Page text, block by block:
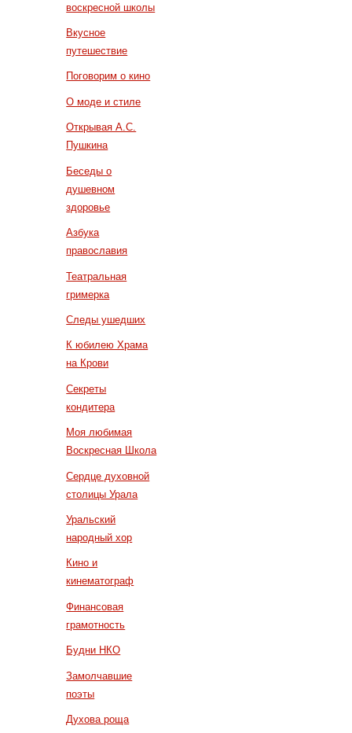
воскресной школы
Вкусное
путешествие
Поговорим о кино
О моде и стиле
Открывая А.С.
Пушкина
Беседы о
душевном
здоровье
Азбука
православия
Театральная
гримерка
Следы ушедших
К юбилею Храма
на Крови
Секреты
кондитера
Моя любимая
Воскресная Школа
Сердце духовной
столицы Урала
Уральский
народный хор
Кино и
кинематограф
Финансовая
грамотность
Будни НКО
Замолчавшие
поэты
Духова роща